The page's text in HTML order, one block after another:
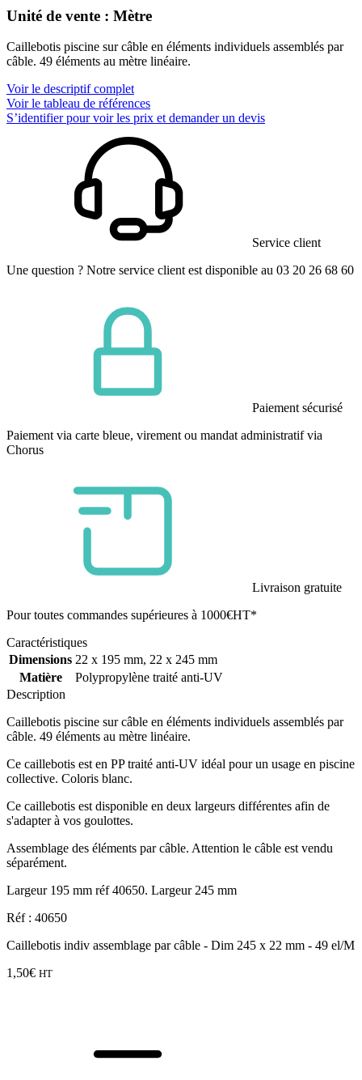
Unité de vente : Mètre
Caillebotis piscine sur câble en éléments individuels assemblés par
câble. 49 éléments au mètre linéaire.
Voir le descriptif complet
Voir le tableau de références
S’identifier pour voir les prix et demander un devis
Service client
Une question ? Notre service client est disponible au 03 20 26 68 60
Paiement sécurisé
Paiement via carte bleue, virement ou mandat administratif via
Chorus
Livraison gratuite
Pour toutes commandes supérieures à 1000€HT*
Caractéristiques
Dimensions 22 x 195 mm, 22 x 245 mm
Matière
Polypropylène traité anti-UV
Description
Caillebotis piscine sur câble en éléments individuels assemblés par
câble. 49 éléments au mètre linéaire.
Ce caillebotis est en PP traité anti-UV idéal pour un usage en piscine
collective. Coloris blanc.
Ce caillebotis est disponible en deux largeurs différentes afin de
s'adapter à vos goulottes.
Assemblage des éléments par câble. Attention le câble est vendu
séparément.
Largeur 195 mm réf 40650. Largeur 245 mm
Réf : 40650
Caillebotis indiv assemblage par câble - Dim 245 x 22 mm - 49 el/M
1,50€ HT